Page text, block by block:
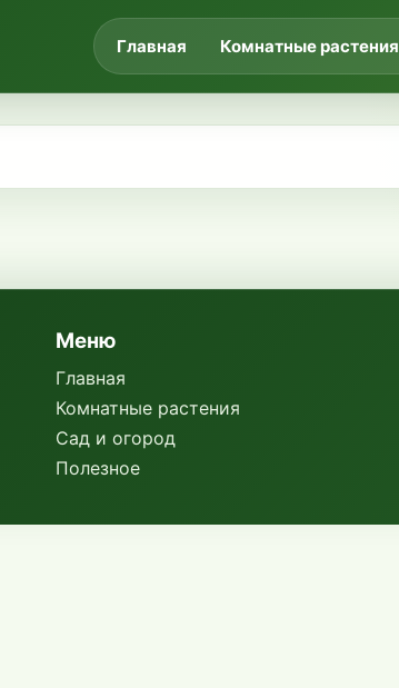
Главная Комнатные растения
Меню
Главная
Комнатные растения
Сад и огород
Полезное